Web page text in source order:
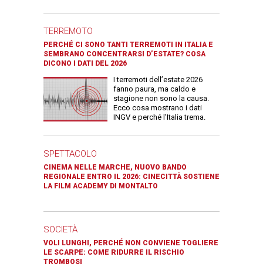
TERREMOTO
PERCHÉ CI SONO TANTI TERREMOTI IN ITALIA E
SEMBRANO CONCENTRARSI D’ESTATE? COSA
DICONO I DATI DEL 2026
I terremoti dell’estate 2026
fanno paura, ma caldo e
stagione non sono la causa.
Ecco cosa mostrano i dati
INGV e perché l’Italia trema.
SPETTACOLO
CINEMA NELLE MARCHE, NUOVO BANDO
REGIONALE ENTRO IL 2026: CINECITTÀ SOSTIENE
LA FILM ACADEMY DI MONTALTO
SOCIETÀ
VOLI LUNGHI, PERCHÉ NON CONVIENE TOGLIERE
LE SCARPE: COME RIDURRE IL RISCHIO
TROMBOSI